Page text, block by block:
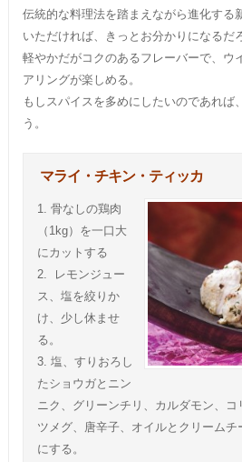
伝統的な料理法を踏まえながら進化する
いただければ、きっとお分かりになるだ
軽やかだがコクのあるフレーバーで、ウ
アリングが楽しめる。
もしスパイスを多めにしたいのであれば
う。
マライ・チキン・ティッカ
1. 骨なしの鶏肉
（1kg）を一口大
にカットする
2. レモンジュー
ス、塩を絞りか
け、少し休ませ
る。
3. 塩、すりおろし
たショウガとニン
ニク、グリーンチリ、カルダモン、
ツメグ、唐辛子、オイルとクリーム
にする。